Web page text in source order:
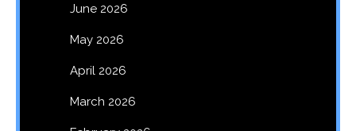
June 2026
May 2026
April 2026
March 2026